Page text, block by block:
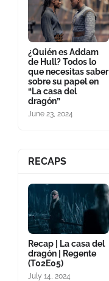
¿Quién es Addam
de Hull? Todos lo
que necesitas saber
sobre su papel en
“La casa del
dragón”
June 23, 2024
RECAPS
Recap | La casa del
dragón | Regente
(T02E05)
July 14, 2024